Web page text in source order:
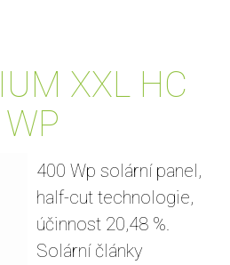
XXL HC
400 Wp solární panel,
half-cut technologie,
účinnost 20,48 %.
Solární články